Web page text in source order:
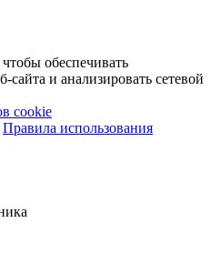
обеспечивать
и анализировать сетевой
cookie
Правила использования